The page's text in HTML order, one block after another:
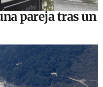
pareja tras un